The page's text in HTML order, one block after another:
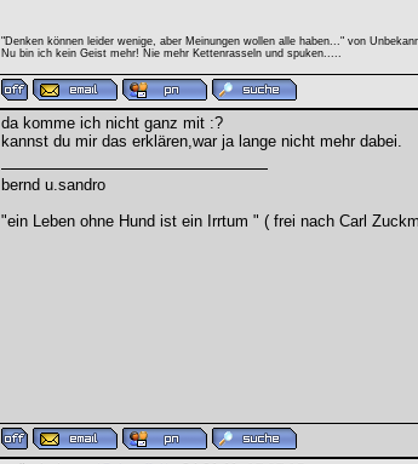
"Denken können leider wenige, aber Meinungen wollen alle haben..." von
Nu bin ich kein Geist mehr! Nie mehr Kettenrasseln und spuken.....
da komme ich nicht ganz mit :?
kannst du mir das erklären,war ja lange nicht mehr dabei.
bernd u.sandro
"ein Leben ohne Hund ist ein Irrtum " ( frei nach Carl